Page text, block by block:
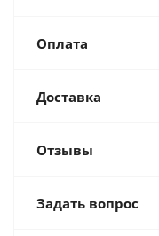
Оплата
Доставка
Отзывы
Задать вопрос